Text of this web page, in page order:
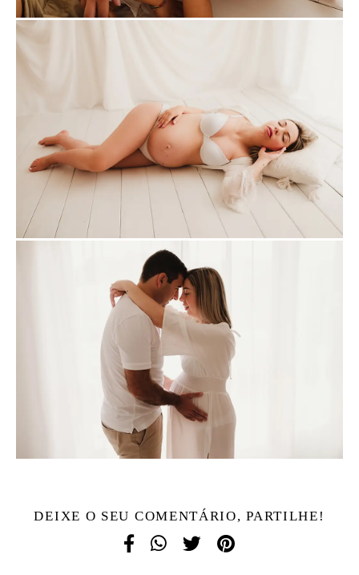
DEIXE O SEU COMENTÁRIO, PARTILHE!